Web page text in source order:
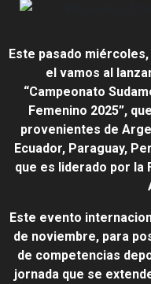
Este pasado miércoles,
el vamos al
“Campeonato
Femenino 2025”,
provenientes de
Ecuador, Paraguay,
que es liderado por la
Este evento
de noviembre, para
de competencias
jornada que se